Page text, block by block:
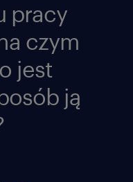
pracy
czym
jest
ją